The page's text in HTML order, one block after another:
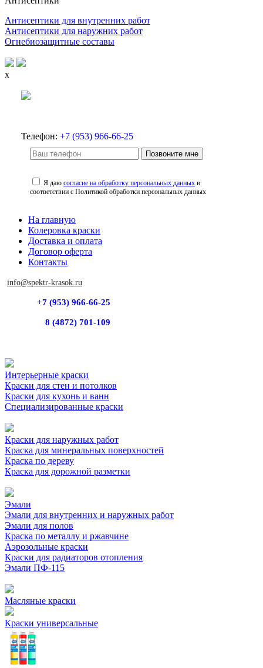
Антисептики для внутренних работ
Антисептики для наружних работ
Огнебиозащитные составы
x
Телефон: +7 (953) 966-66-25
Позвоните мне
Я даюсогласие на обработку персональных данных в
соответствии с Политикой обработки персональных данных
На главную
Колеровка краски
Доставка и оплата
Договор оферта
Контакты
info@spektr-krasok.ru
+7 (953) 966-66-25
8 (4872) 701-109
Интерьерные краски
Краски для стен и потолков
Краски для кухонь и ванн
Специализированные краски
Краски для наружных работ
Краска для минеральных поверхностей
Краска по дереву
Краска для дорожной разметки
Эмали
Эмали для внутренних и наружных работ
Эмали для полов
Краска по металлу и ржавчине
Аэрозольные краски
Краски для радиаторов отопления
Эмали ПФ-115
Масляные краски
Краски универсальные